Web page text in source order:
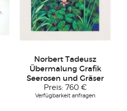
Norbert Tadeusz
Übermalung Grafik
Seerosen und Gräser
Preis: 760 €
Verfügbarkeit anfragen